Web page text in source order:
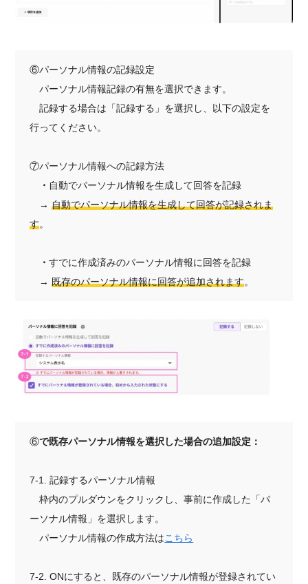
⑥パーソナル情報の記録設定
パーソナル情報記録の有無を選択できます。
記録する場合は「記録する」を選択し、以下の設定を
行ってください。
⑦パーソナル情報への記録方法
・ 自動でパーソナル情報を生成して回答を記録
→自動でパーソナル情報を生成して回答が記録されま
す。
・すでに作成済みのパーソナル情報に回答を記録
→既存のパーソナル情報に回答が追加されます。
⑥で既存パーソナル情報を選択した場合の追加設定：
7-1. 記録するパーソナル情報
枠内のプルダウンをクリックし、事前に作成した「パ
ーソナル情報」を選択します。
パーソナル情報の作成方法はこちら
7-2. ONにすると、既存のパーソナル情報が登録されてい